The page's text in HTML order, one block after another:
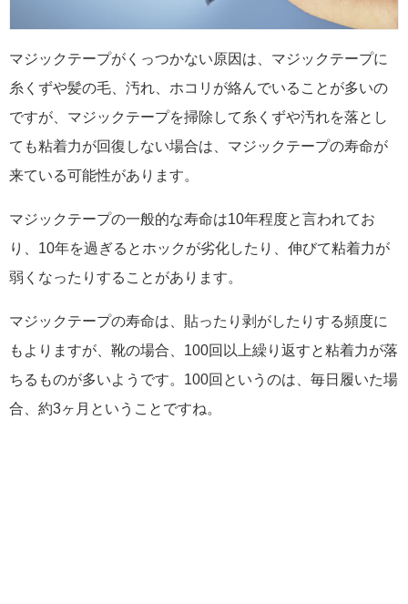
マジックテープがくっつかない原因は、マジックテープに
糸くずや髪の毛、汚れ、ホコリが絡んでいることが多いの
ですが、マジックテープを掃除して糸くずや汚れを落とし
ても粘着力が回復しない場合は、マジックテープの寿命が
来ている可能性があります。
マジックテープの一般的な寿命は10年程度と言われてお
り、10年を過ぎるとホックが劣化したり、伸びて粘着力が
弱くなったりすることがあります。
マジックテープの寿命は、貼ったり剥がしたりする頻度に
もよりますが、靴の場合、100回以上繰り返すと粘着力が落
ちるものが多いようです。100回というのは、毎日履いた場
合、約3ヶ月ということですね。